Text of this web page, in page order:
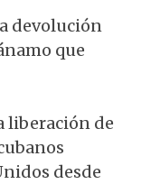
devolución
que
liberación de
desde